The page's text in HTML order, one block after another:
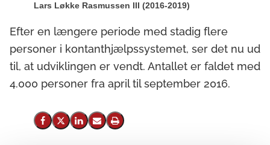
Lars Løkke Rasmussen III (2016-2019)
Efter en længere periode med stadig flere
personer i kontanthjælpssystemet, ser det nu ud
til, at udviklingen er vendt. Antallet er faldet med
4.000 personer fra april til september 2016.
Del på Facebook
Del på X (Twitter)
Del på LinkedIn
Send email
Print